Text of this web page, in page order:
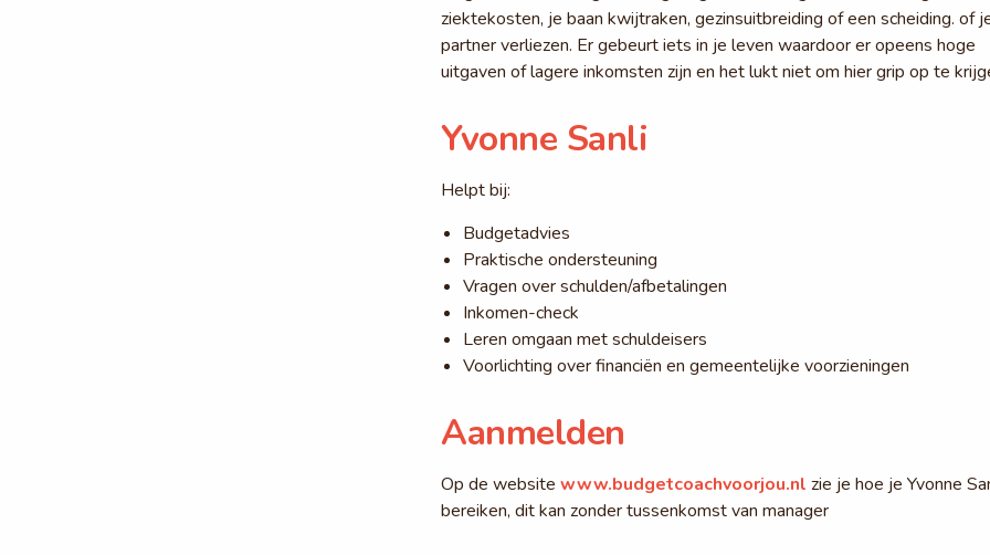
ziektekosten, je baan kwijtraken, gezinsuitbreiding of een scheiding. of
partner verliezen. Er gebeurt iets in je leven waardoor er opeens hoge
uitgaven of lagere inkomsten zijn en het lukt niet om hier grip op te
Yvonne Sanli
Helpt bij:
Budgetadvies
Praktische ondersteuning
Vragen over schulden/afbetalingen
Inkomen-check
Leren omgaan met schuldeisers
Voorlichting over financiën en gemeentelijke voorzieningen
Aanmelden
Op de website www.budgetcoachvoorjou.nl zie je hoe je Yvonne
bereiken, dit kan zonder tussenkomst van manager